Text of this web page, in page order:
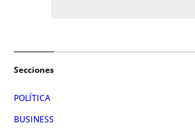
Secciones
POLÍTICA
BUSINESS